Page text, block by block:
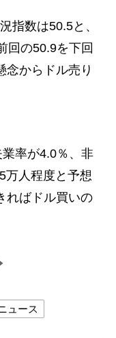
指数は50.5と、
回の50.9を下回
念からドル売り
率が4.0％、非
万人程度と予想
ればドル買いの
ュース